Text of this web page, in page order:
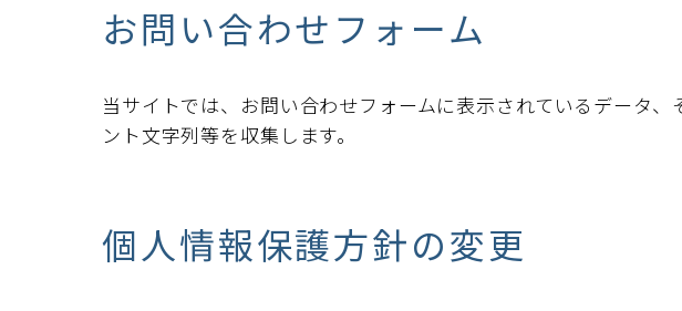
お問い合わせフォーム
当サイトでは、お問い合わせフォームに表示されているデータ
ント文字列等を収集します。
個人情報保護方針の変更